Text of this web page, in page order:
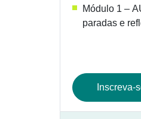
Módulo 1 –
paradas e
Inscreva-